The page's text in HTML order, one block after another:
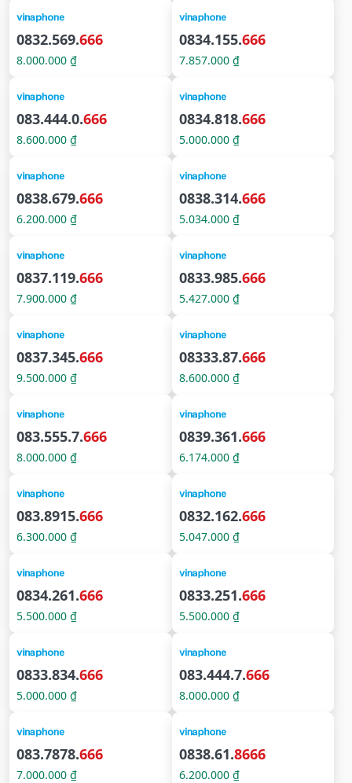
0832.569.666
8.000.000 ₫
0834.155.666
7.857.000 ₫
083.444.0.666
8.600.000 ₫
0834.818.666
5.000.000 ₫
0838.679.666
6.200.000 ₫
0838.314.666
5.034.000 ₫
0837.119.666
7.900.000 ₫
0833.985.666
5.427.000 ₫
0837.345.666
9.500.000 ₫
08333.87.666
8.600.000 ₫
083.555.7.666
8.000.000 ₫
0839.361.666
6.174.000 ₫
083.8915.666
6.300.000 ₫
0832.162.666
5.047.000 ₫
0834.261.666
5.500.000 ₫
0833.251.666
5.500.000 ₫
0833.834.666
5.000.000 ₫
083.444.7.666
8.000.000 ₫
083.7878.666
7.000.000 ₫
0838.61.8666
6.200.000 ₫